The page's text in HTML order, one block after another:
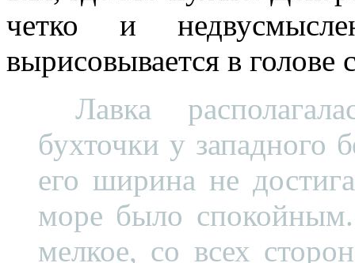
четко и
вырисовывается в голове
Лавка
бухточки у западного
его ширина не
море было спокойным.
мелкое, со всех